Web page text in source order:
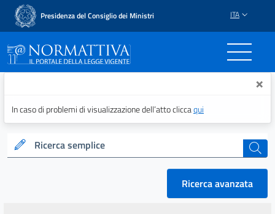
Presidenza del Consiglio dei Ministri ITA
Normattiva - Il portale ×
In caso di problemi di visualizzazione dell’atto cliccaqui
Ricerca semplice cerca
Ricerca avanzata